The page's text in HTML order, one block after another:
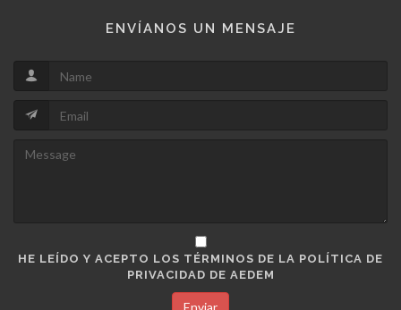
ENVÍANOS UN MENSAJE
HE LEÍDO Y ACEPTO LOS TÉRMINOS DE LA POLÍTICA DE
PRIVACIDAD DE AEDEM
Enviar